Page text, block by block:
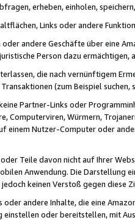
erheben, einholen,
Links oder andere
andere Geschäfte über eine
Person dazu
die nach vernünftigem
(zum Beispiel
Partner-Links oder
Computerviren, Würmern,
einem Nutzer-Computer oder
Teile davon nicht auf Ihrer
Anwendung. Die Darstellung
keinen Verstoß gegen diese
oder andere Inhalte, die eine
oder bereitstellen, mit